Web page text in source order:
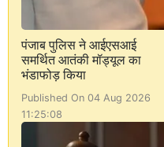
पंजाब पुलिस ने आईएसआई
समर्थित आतंकी मॉड्यूल का
भंडाफोड़ किया
Published On 04 Aug 2026
11:25:08